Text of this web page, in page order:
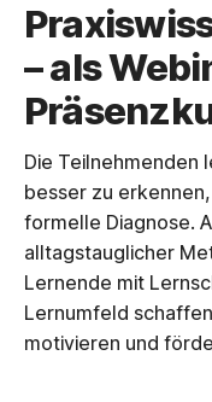
– als
Die Teilnehmenden
besser zu
formelle Diagnose.
alltagstauglicher
Lernende mit
Lernumfeld
motivieren und